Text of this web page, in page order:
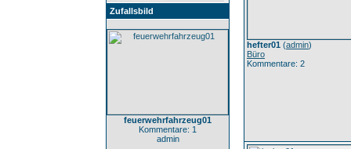
Zufallsbild
feuerwehrfahrzeug01
Kommentare: 1
admin
hefter01 (admin)
Büro
Kommentare: 2